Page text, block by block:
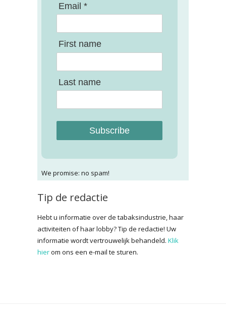
Email *
First name
Last name
Subscribe
We promise: no spam!
Tip de redactie
Hebt u informatie over de tabaksindustrie, haar
activiteiten of haar lobby? Tip de redactie! Uw
informatie wordt vertrouwelijk behandeld. Klik
hierom ons een e-mail te sturen.